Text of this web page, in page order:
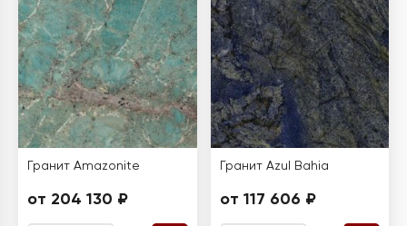
Гранит Amazonite
от 204 130 ₽
Гранит Azul Bahia
от 117 606 ₽